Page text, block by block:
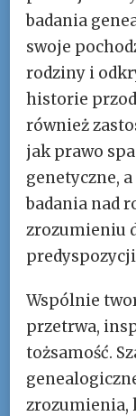
badania
swoje
rodziny i
historie
również
jak prawo
genetyczne,
badania nad
zrozumieniu
Wspólnie
przetrwa,
tożsamość.
zrozumienia,